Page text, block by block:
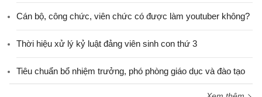
Cán bộ, công chức, viên chức có được làm youtuber không?
Thời hiệu xử lý kỷ luật đảng viên sinh con thứ 3
Tiêu chuẩn bổ nhiệm trưởng, phó phòng giáo dục và đào tạo